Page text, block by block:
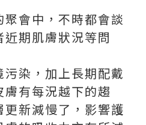
會中，不時都會談
期肌膚狀況等問
染，加上長期配戴
有每況越下的趨
新減慢了，影響護